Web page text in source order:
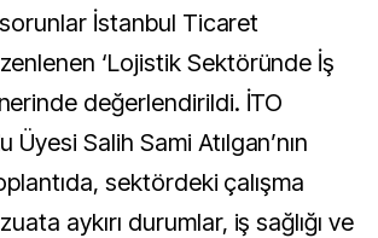
sorunlar İstanbul Ticaret
‘Lojistik Sektöründe İş
değerlendirildi. İTO
Üyesi Salih Sami Atılgan’nın
sektördeki çalışma
aykırı durumlar, iş sağlığı ve